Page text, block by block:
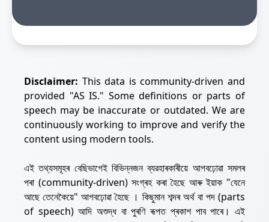
Disclaimer: This data is community-driven and
provided "AS IS." Some definitions or parts of
speech may be inaccurate or outdated. We are
continuously working to improve and verify the
content using modern tools.
এই তথ্যসমূহৰ বেছিভাগেই বিভিন্নজন ব্যৱহাৰকাৰীয়ে আগবঢ়োৱা সমলৰ
পৰা (community-driven) সংগ্ৰহ কৰা হৈছে আৰু ইয়াক "যেনে
আছে তেনেকৈয়ে" আগবঢ়োৱা হৈছে । কিছুমান শব্দৰ অৰ্থ বা পদ (parts
of speech) আদি অশুদ্ধ বা পুৰণি ৰূপত প্ৰকাশ পাব পাৰে। এই